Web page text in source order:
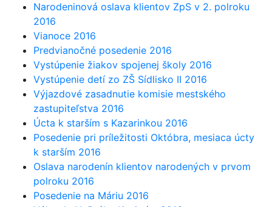
Narodeninová oslava klientov ZpS v 2. polroku
2016
Vianoce 2016
Predvianočné posedenie 2016
Vystúpenie žiakov spojenej školy 2016
Vystúpenie detí zo ZŠ Sídlisko II 2016
Výjazdové zasadnutie komisie mestského
zastupiteľstva 2016
Úcta k starším s Kazarinkou 2016
Posedenie pri príležitosti Októbra, mesiaca úcty
k starším 2016
Oslava narodenín klientov narodených v prvom
polroku 2016
Posedenie na Máriu 2016